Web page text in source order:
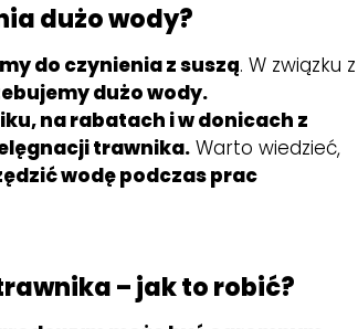
dużo wody?
do czynienia z suszą. W związku z
dużo wody.
na rabatach i w donicach z
trawnika. Warto wiedzieć,
wodę podczas prac
– jak to robić?